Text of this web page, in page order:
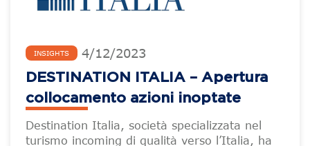
INSIGHTS 4/12/2023
DESTINATION ITALIA – Apertura
collocamento azioni inoptate
Destination Italia, società specializzata nel
turismo incoming di qualità verso l’Italia, ha